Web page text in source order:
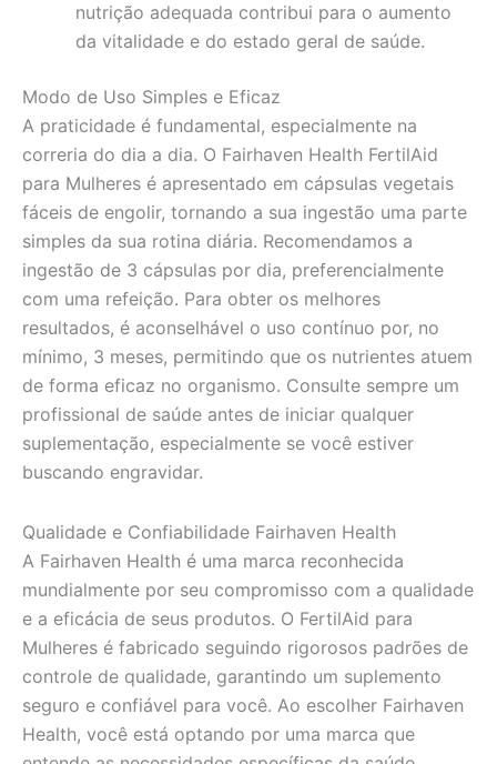
nutrição adequada contribui para o aumento
da vitalidade e do estado geral de saúde.
Modo de Uso Simples e Eficaz
A praticidade é fundamental, especialmente na
correria do dia a dia. O Fairhaven Health FertilAid
para Mulheres é apresentado em cápsulas vegetais
fáceis de engolir, tornando a sua ingestão uma parte
simples da sua rotina diária. Recomendamos a
ingestão de 3 cápsulas por dia, preferencialmente
com uma refeição. Para obter os melhores
resultados, é aconselhável o uso contínuo por, no
mínimo, 3 meses, permitindo que os nutrientes atuem
de forma eficaz no organismo. Consulte sempre um
profissional de saúde antes de iniciar qualquer
suplementação, especialmente se você estiver
buscando engravidar.
Qualidade e Confiabilidade Fairhaven Health
A Fairhaven Health é uma marca reconhecida
mundialmente por seu compromisso com a qualidade
e a eficácia de seus produtos. O FertilAid para
Mulheres é fabricado seguindo rigorosos padrões de
controle de qualidade, garantindo um suplemento
seguro e confiável para você. Ao escolher Fairhaven
Health, você está optando por uma marca que